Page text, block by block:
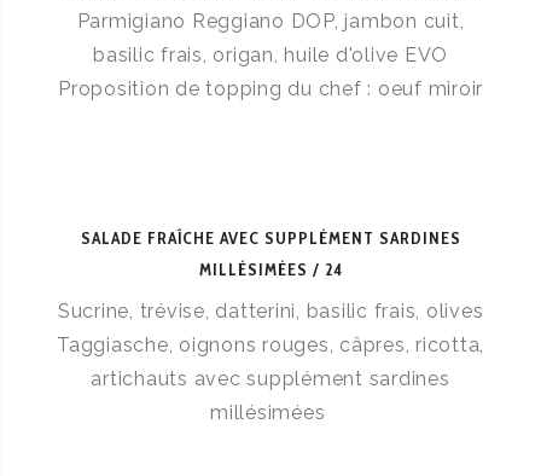
Parmigiano Reggiano DOP, jambon cuit,
basilic frais, origan, huile d'olive EVO
Proposition de topping du chef : oeuf miroir
SALADE FRAÎCHE AVEC SUPPLÉMENT SARDINES
MILLÉSIMÉES
24
Sucrine, trévise, datterini, basilic frais, olives
Taggiasche, oignons rouges, câpres, ricotta,
artichauts avec supplément sardines
millésimées